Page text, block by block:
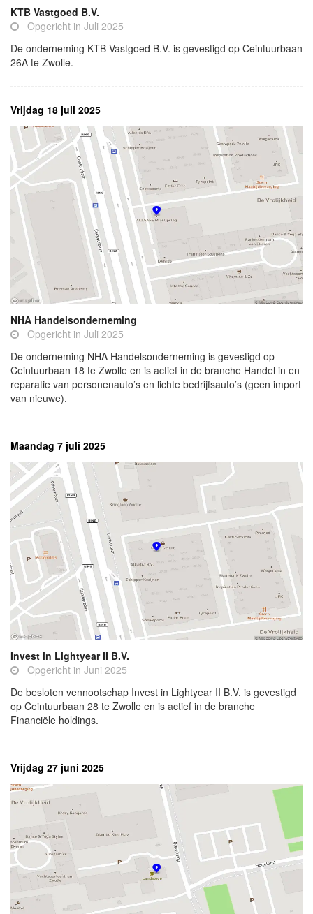
KTB Vastgoed B.V.
Opgericht in Juli 2025
De onderneming KTB Vastgoed B.V. is gevestigd op Ceintuurbaan
26A te Zwolle.
Vrijdag 18 juli 2025
NHA Handelsonderneming
Opgericht in Juli 2025
De onderneming NHA Handelsonderneming is gevestigd op
Ceintuurbaan 18 te Zwolle en is actief in de branche Handel in en
reparatie van personenauto’s en lichte bedrijfsauto’s (geen import
van nieuwe).
Maandag 7 juli 2025
Invest in Lightyear II B.V.
Opgericht in Juni 2025
De besloten vennootschap Invest in Lightyear II B.V. is gevestigd
op Ceintuurbaan 28 te Zwolle en is actief in de branche
Financiële holdings.
Vrijdag 27 juni 2025